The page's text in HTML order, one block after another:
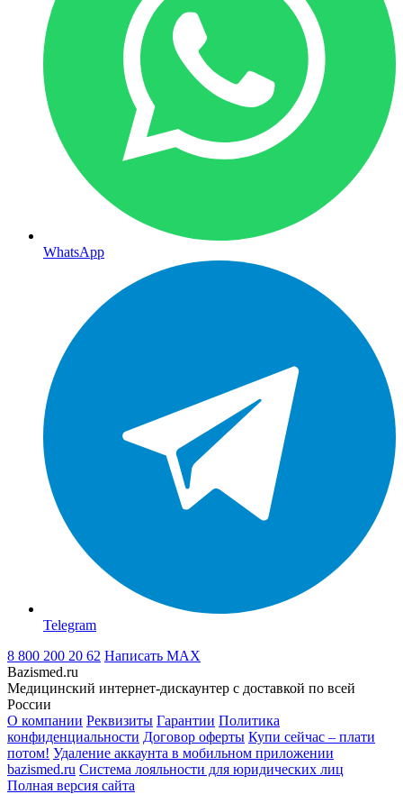
WhatsApp
Telegram
8 800 200 20 62 Написать MAX
Bazismed.ru
Медицинский интернет-дискаунтер с доставкой по всей
России
О компании Реквизиты Гарантии Политика
конфиденциальности Договор оферты Купи сейчас – плати
потом! Удаление аккаунта в мобильном приложении
bazismed.ru Система лояльности для юридических лиц
Полная версия сайта